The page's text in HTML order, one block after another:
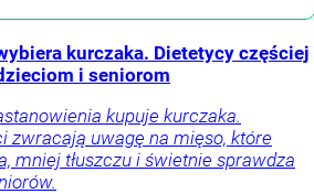
kurczaka. Dietetycy częściej
i seniorom
kupuje kurczaka.
zwracają uwagę na mięso, które
mniej tłuszczu i świetnie sprawdza